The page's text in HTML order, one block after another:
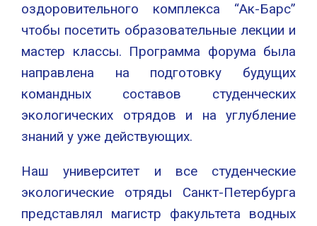
оздоровительного комплекса “Ак-Барс”
чтобы посетить образовательные лекции и
мастер классы. Программа форума была
направлена на подготовку будущих
командных составов студенческих
экологических отрядов и на углубление
знаний у уже действующих.
Наш университет и все студенческие
экологические отряды Санкт-Петербурга
представлял магистр факультета водных